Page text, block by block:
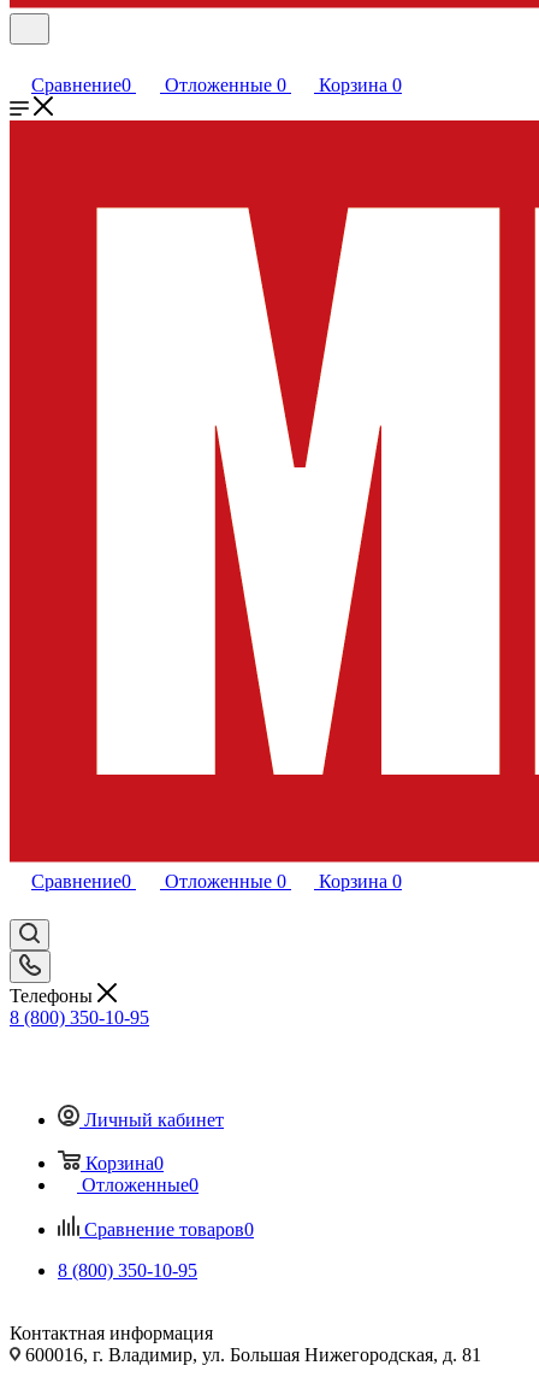
Сравнение0 Отложенные 0 Корзина 0
Сравнение0 Отложенные 0 Корзина 0
Телефоны
8 (800) 350-10-95
Личный кабинет
Корзина0
Отложенные0
Сравнение товаров0
8 (800) 350-10-95
Контактная информация
600016, г. Владимир, ул. Большая Нижегородская, д. 81